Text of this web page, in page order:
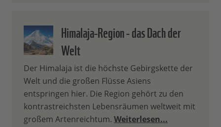
Himalaja-Region - das Dach der
Welt
Der Himalaja ist die höchste Gebirgskette der
Welt und die großen Flüsse Asiens
entspringen hier. Die Region gehört zu den
kontrastreichsten Lebensräumen weltweit mit
großem Artenreichtum. Weiterlesen...